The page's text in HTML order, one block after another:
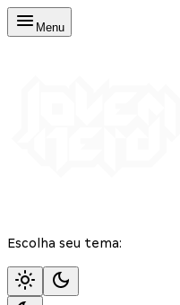
Menu
Escolha seu tema: